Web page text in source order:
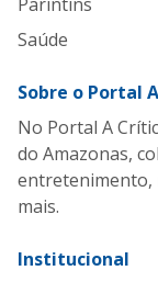
Saúde
Sobre o Portal
No Portal A
do Amazonas,
entretenimento,
mais.
Institucional